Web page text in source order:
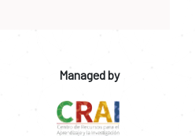
Managed by